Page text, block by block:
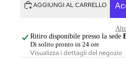
AGGIUNGI AL CARRELLO
Ritiro disponibile presso la sede
Di solito pronto in 24 ore
Visualizza i dettagli del negozio